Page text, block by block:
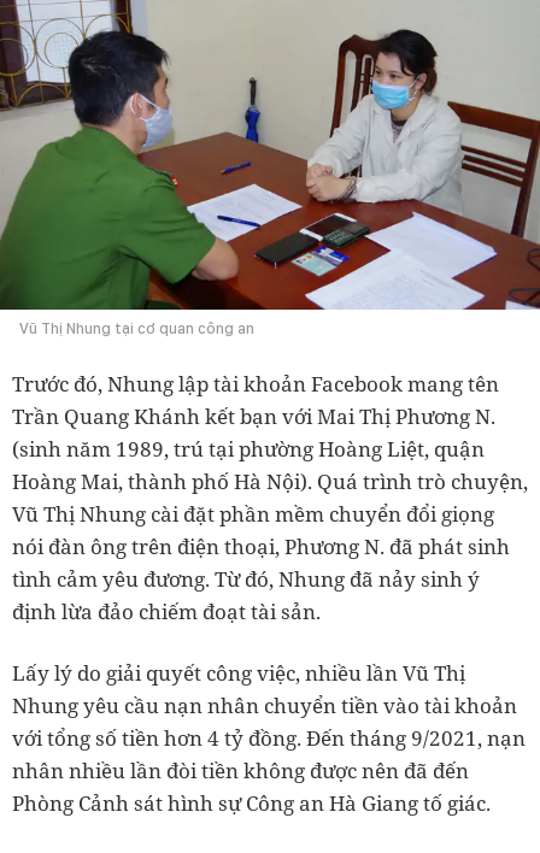
Vũ Thị Nhung tại cơ quan công an
Trước đó, Nhung lập tài khoản Facebook mang tên
Trần Quang Khánh kết bạn với Mai Thị Phương N.
(sinh năm 1989, trú tại phường Hoàng Liệt, quận
Hoàng Mai, thành phố Hà Nội). Quá trình trò chuyện,
Vũ Thị Nhung cài đặt phần mềm chuyển đổi giọng
nói đàn ông trên điện thoại, Phương N. đã phát sinh
tình cảm yêu đương. Từ đó, Nhung đã nảy sinh ý
định lừa đảo chiếm đoạt tài sản.
Lấy lý do giải quyết công việc, nhiều lần Vũ Thị
Nhung yêu cầu nạn nhân chuyển tiền vào tài khoản
với tổng số tiền hơn 4 tỷ đồng. Đến tháng 9/2021, nạn
nhân nhiều lần đòi tiền không được nên đã đến
Phòng Cảnh sát hình sự Công an Hà Giang tố giác.